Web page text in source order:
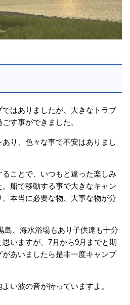
はありましたが、大きなトラブ
す事ができました。
り、色々な事で不安はありまし
ことで、いつもと違った楽しみ
船で移動する事で大きなキャン
本当に必要な物、大事な物が分
島、海水浴場もあり子供達も十分
いますが、7月から9月までと期
あいましたら是非一度キャンプ
い波の音が待っていますよ。